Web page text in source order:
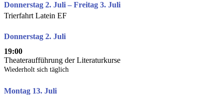
Donnerstag 2. Juli – Freitag 3. Juli
Trierfahrt Latein EF
Donnerstag 2. Juli
19:00
Theateraufführung der Literaturkurse
Wiederholt sich täglich
Montag 13. Juli